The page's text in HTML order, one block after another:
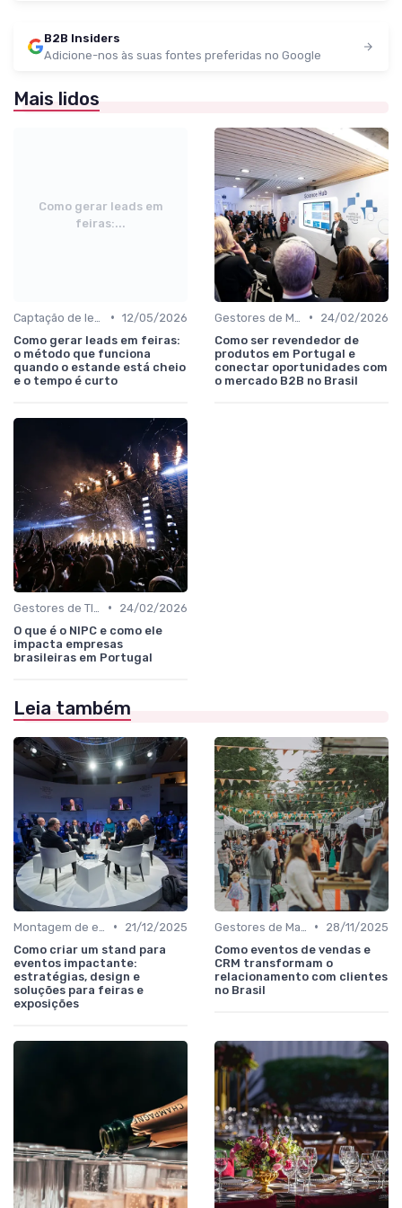
B2B Insiders
Adicione-nos às suas fontes preferidas no Google
Mais lidos
Como gerar leads em
feiras:...
• 12/05/2026
Como gerar leads em feiras:
o método que funciona
quando o estande está cheio
e o tempo é curto
•
24/02/2026
Como ser revendedor de
produtos em Portugal e
conectar oportunidades com
o mercado B2B no Brasil
•
24/02/2026
O que é o NIPC e como ele
impacta empresas
brasileiras em Portugal
Leia também
•
21/12/2025
Como criar um stand para
eventos impactante:
estratégias, design e
soluções para feiras e
exposições
•
28/11/2025
Como eventos de vendas e
CRM transformam o
relacionamento com clientes
no Brasil